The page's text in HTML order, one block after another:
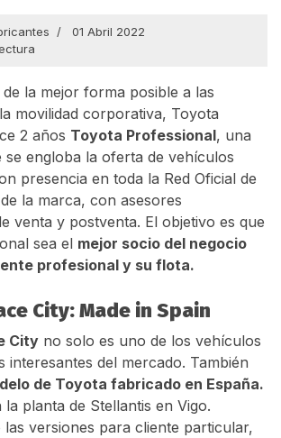
01 Abril 2022
la mejor forma posible a las
movilidad corporativa, Toyota
2 años Toyota Professional, una
se engloba la oferta de vehículos
presencia en toda la Red Oficial de
la marca, con asesores
venta y postventa. El objetivo es que
sea el mejor socio del negocio
profesional y su flota.
City: Made in Spain
City no solo es uno de los vehículos
interesantes del mercado. También
de Toyota fabricado en España.
planta de Stellantis en Vigo.
las versiones para cliente particular,